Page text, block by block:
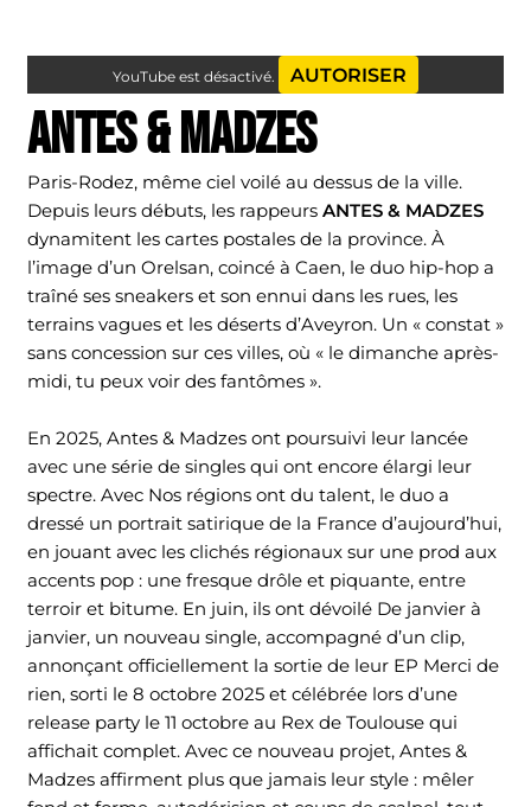
YouTube est désactivé. AUTORISER
ANTES & MADZES
Paris-Rodez, même ciel voilé au dessus de la ville.
Depuis leurs débuts, les rappeurs ANTES & MADZES
dynamitent les cartes postales de la province. À
l’image d’un Orelsan, coincé à Caen, le duo hip-hop a
traîné ses sneakers et son ennui dans les rues, les
terrains vagues et les déserts d’Aveyron. Un « constat »
sans concession sur ces villes, où « le dimanche après-
midi, tu peux voir des fantômes ».
En 2025, Antes & Madzes ont poursuivi leur lancée
avec une série de singles qui ont encore élargi leur
spectre. Avec Nos régions ont du talent, le duo a
dressé un portrait satirique de la France d’aujourd’hui,
en jouant avec les clichés régionaux sur une prod aux
accents pop : une fresque drôle et piquante, entre
terroir et bitume. En juin, ils ont dévoilé De janvier à
janvier, un nouveau single, accompagné d’un clip,
annonçant officiellement la sortie de leur EP Merci de
rien, sorti le 8 octobre 2025 et célébrée lors d’une
release party le 11 octobre au Rex de Toulouse qui
affichait complet. Avec ce nouveau projet, Antes &
Madzes affirment plus que jamais leur style : mêler